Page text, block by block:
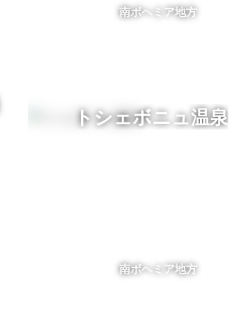
南ボヘミア地方
トシェボニュ温泉
南ボヘミア地方